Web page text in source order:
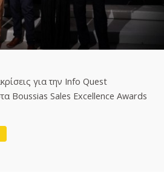
για την Info Quest
Boussias Sales Excellence Awards